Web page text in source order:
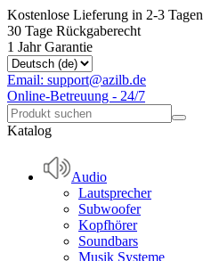
Kostenlose Lieferung in 2-3 Tagen
30 Tage Rückgaberecht
1 Jahr Garantie
Email: support@azilb.de
Online-Betreuung - 24/7
Katalog
Audio
Lautsprecher
Subwoofer
Kopfhörer
Soundbars
Musik Systeme